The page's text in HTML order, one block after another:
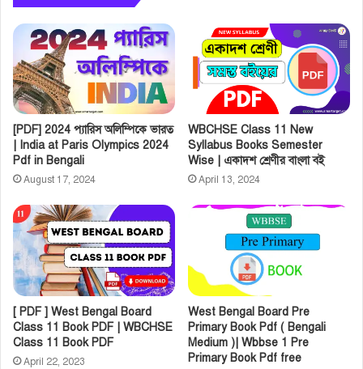
[PDF] 2024 প্যারিস অলিম্পিকে ভারত
| India at Paris Olympics 2024
Pdf in Bengali
August 17, 2024
WBCHSE Class 11 New
Syllabus Books Semester
Wise | একাদশ শ্রেণীর বাংলা বই
April 13, 2024
[ PDF ] West Bengal Board
Class 11 Book PDF | WBCHSE
Class 11 Book PDF
April 22, 2023
West Bengal Board Pre
Primary Book Pdf ( Bengali
Medium )| Wbbse 1 Pre
Primary Book Pdf free